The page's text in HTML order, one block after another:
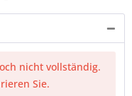
nicht vollständig.
Sie.